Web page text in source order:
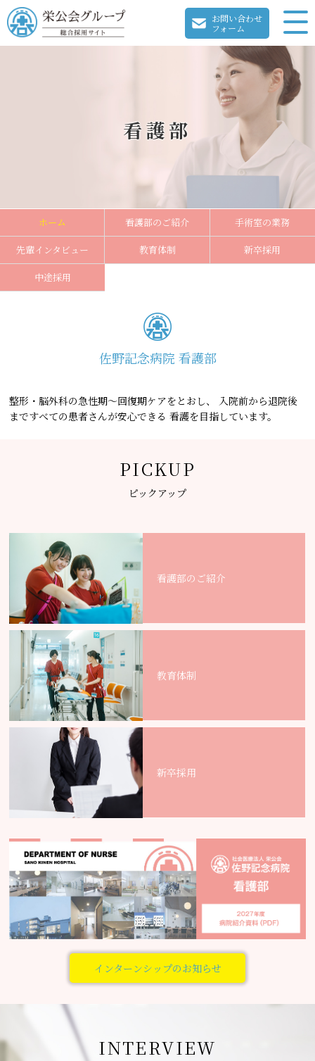
お問い合わせ
フォーム
看護部
ホーム 看護部のご紹介 手術室の業務
先輩インタビュー 教育体制 新卒採用
中途採用
佐野記念病院 看護部
整形・脳外科の急性期～回復期ケアをとおし、
入院前から退院後
まですべての患者さんが安心できる 看護を目指しています。
PICKUP
ピックアップ
看護部のご紹介
教育体制
新卒採用
インターンシップのお知らせ
INTERVIEW